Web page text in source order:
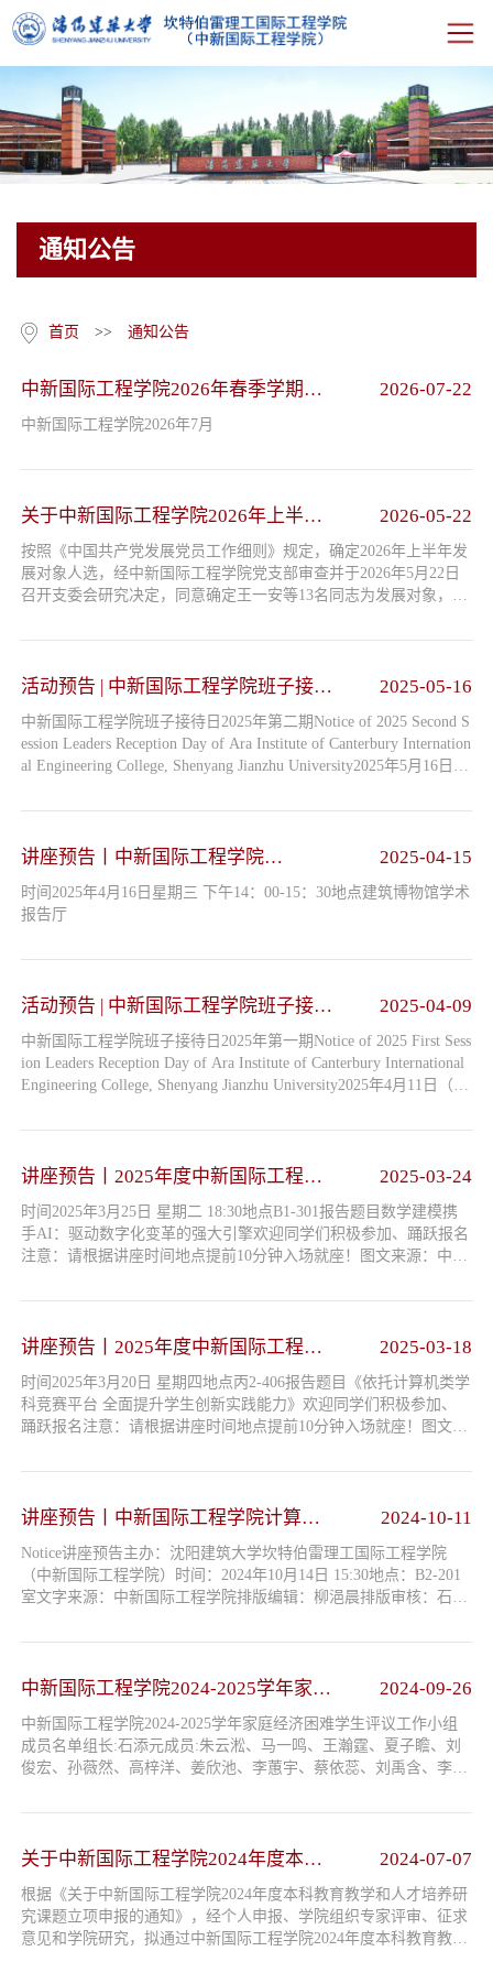
首页
教研科研
交流合作
人才招聘
通知公告
下载中心
通知公告
首页 >> 通知公告
中新国际工程学院2026年春季学期
2025级专业绩点排名前30%名单
2026-07-22
中新国际工程学院2026年7月
关于中新国际工程学院2026年上半年
拟确定王一安等13名同志为党员发展
对象的公示
2026-05-22
按照《中国共产党发展党员工作细则》规定，确定2026年上半年发
展对象人选，经中新国际工程学院党支部审查并于2026年5月22日
召开支委会研究决定，同意确定王一安等13名同志为发展对象，现
（周四）17：00前，通过邮箱或电话形式向学院反映（电子邮箱：
名，并提供必要的证据。中新国际工程学院联合党总支2026年5月2
活动预告 | 中新国际工程学院班子接待
日2025年第二期
2025-05-16
中新国际工程学院班子接待日2025年第二期Notice of 2025 Second S
ession Leaders Reception Day of Ara Institute of Canterbury Internation
al Engineering College, Shenyang Jianzhu University2025年5月16日
PM丙2-401-2书记办公室Party Secretary's Office (Bing 2-401-2)
讲座预告丨中新国际工程学院
DeepSeek专题讲座
2025-04-15
时间2025年4月16日星期三 下午14：00-15：30地点建筑博物馆学术
报告厅
活动预告 | 中新国际工程学院班子接待
日2025年第一期
2025-04-09
中新国际工程学院班子接待日2025年第一期Notice of 2025 First Sess
ion Leaders Reception Day of Ara Institute of Canterbury International
Engineering College, Shenyang Jianzhu University2025年4月11日（星
M.学院丙2-503-1会议室College Meeting Room (Bing 2-503-1).
讲座预告丨2025年度中新国际工程学
院专业学科竞赛能力提升训练营第二
期
2025-03-24
时间2025年3月25日 星期二 18:30地点B1-301报告题目数学建模携
手AI：驱动数字化变革的强大引擎欢迎同学们积极参加、踊跃报名
注意：请根据讲座时间地点提前10分钟入场就座！图文来源：中新
讲座预告丨2025年度中新国际工程学
院专业学科竞赛能力提升训练营第一
期
2025-03-18
时间2025年3月20日 星期四地点丙2-406报告题目《依托计算机类学
科竞赛平台 全面提升学生创新实践能力》欢迎同学们积极参加、
踊跃报名注意：请根据讲座时间地点提前10分钟入场就座！图文来
讲座预告丨中新国际工程学院计算机
科学与技术、数据科学与大数据技术
专业2024级新生专业介绍
2024-10-11
Notice讲座预告主办：沈阳建筑大学坎特伯雷理工国际工程学院
（中新国际工程学院）时间：2024年10月14日 15:30地点：B2-201
室文字来源：中新国际工程学院排版编辑：柳浥晨排版审核：石添
中新国际工程学院2024-2025学年家庭
经济困难学生评议工作小组成员名单
2024-09-26
中新国际工程学院2024-2025学年家庭经济困难学生评议工作小组
成员名单组长:石添元成员:朱云淞、马一鸣、王瀚霆、夏子瞻、刘
俊宏、孙薇然、高梓洋、姜欣池、李蕙宇、蔡依蕊、刘禹含、李佳
汪佩昕、唐百成、王圣博、仇艺才、赫冠翔、戴丽佳、赵梓清、刘
学院 2024年9月
关于中新国际工程学院2024年度本科
教育教学和人才培养研究立项课题的
公示
2024-07-07
根据《关于中新国际工程学院2024年度本科教育教学和人才培养研
究课题立项申报的通知》，经个人申报、学院组织专家评审、征求
意见和学院研究，拟通过中新国际工程学院2024年度本科教育教学